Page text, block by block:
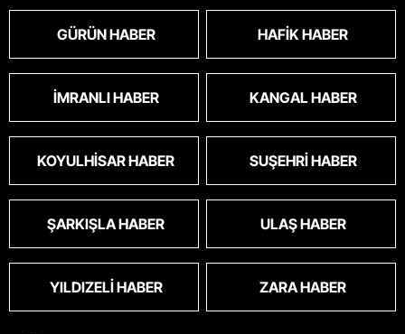
GÜRÜN HABER HAFIK HABER
İMRANLI HABER KANGAL HABER
KOYULHISAR HABER SUŞEHRI HABER
ŞARKIŞLA HABER ULAŞ HABER
YILDIZELI HABER ZARA HABER